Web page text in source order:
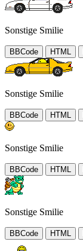
Sonstige Smilie
BBCode HTML
Sonstige Smilie
BBCode HTML
Sonstige Smilie
BBCode HTML
Sonstige Smilie
BBCode HTML